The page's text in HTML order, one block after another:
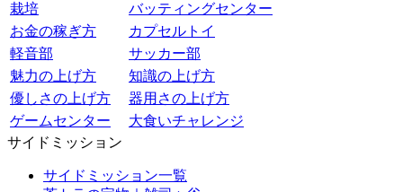
栽培
バッティングセンター
お金の稼ぎ方
カプセルトイ
軽音部
サッカー部
魅力の上げ方
知識の上げ方
優しさの上げ方
器用さの上げ方
ゲームセンター
大食いチャレンジ
サイドミッション
サイドミッション一覧